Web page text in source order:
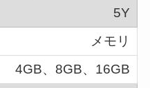
5Y
メモリ
4GB、8GB、 16GB